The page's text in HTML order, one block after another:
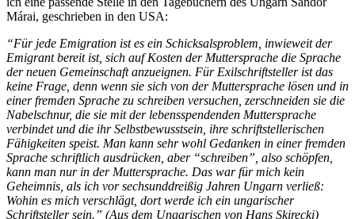
Márai, geschrieben in den USA:
“Für jede Emigration ist es ein Schicksalsproblem, inwieweit der
Emigrant bereit ist, sich auf Kosten der Muttersprache die Sprache
der neuen Gemeinschaft anzueignen. Für Exilschriftsteller ist das
keine Frage, denn wenn sie sich von der Muttersprache lösen und in
einer fremden Sprache zu schreiben versuchen, zerschneiden sie die
Nabelschnur, die sie mit der lebensspendenden Muttersprache
verbindet und die ihr Selbstbewusstsein, ihre schriftstellerischen
Fähigkeiten speist. Man kann sehr wohl Gedanken in einer fremden
Sprache schriftlich ausdrücken, aber “schreiben”, also schöpfen,
kann man nur in der Muttersprache. Das war für mich kein
Geheimnis, als ich vor sechsunddreißig Jahren Ungarn verließ:
Wohin es mich verschlägt, dort werde ich ein ungarischer
Schriftsteller sein.” (Aus dem Ungarischen von Hans Skirecki)